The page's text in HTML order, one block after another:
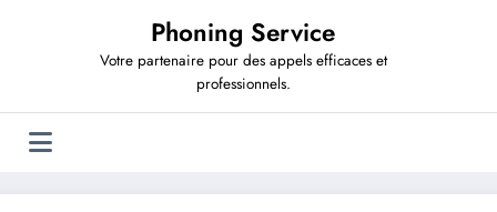
Phoning Service
Votre partenaire pour des appels efficaces et
professionnels.